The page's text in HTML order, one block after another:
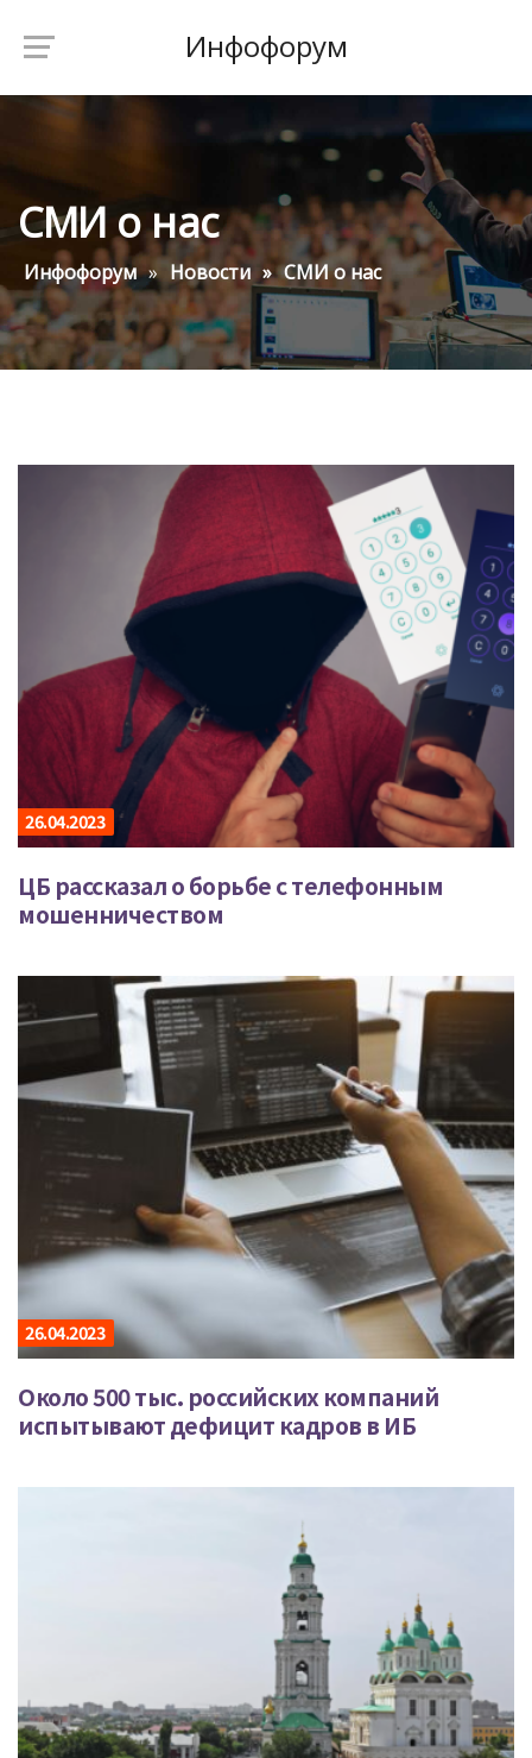
Инфофорум
СМИ о нас
Инфофорум Новости СМИ о нас
26.04.2023
ЦБ рассказал о борьбе с телефонным
мошенничеством
26.04.2023
Около 500 тыс. российских компаний
испытывают дефицит кадров в ИБ